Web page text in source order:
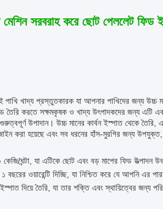
সরবরাহ করে ছোট পেললেট ফিড
খাদ্য প্রস্তুতকারক যা আপনার পাখিদের জন্য উচ্চ
তৈরি করতে সক্ষমকৃষক ও খাদ্য উৎপাদকদের জন্য এটি
উপাদান। উচ্চ মানের কার্বন ইস্পাত থেকে তৈরি,
করা হয়েছে এবং সব ধরনের হাঁস-মুরগির জন্য
কেজি/ঘন্টা, যা এটিকে ছোট এবং বড় মাপের ফিড
ওয়ারেন্টি দিচ্ছি, যা নিশ্চিত করে যে আপনি এর
ইস্পাত দিয়ে তৈরি, যা তার শক্তি এবং স্থায়িত্বের জন্য